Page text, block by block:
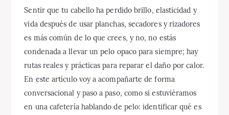
Sentir que tu cabello ha perdido brillo, elasticidad y
vida después de usar planchas, secadores y rizadores
es más común de lo que crees, y no, no estás
condenada a llevar un pelo opaco para siempre; hay
rutas reales y prácticas para reparar el daño por calor.
En este artículo voy a acompañarte de forma
conversacional y paso a paso, como si estuviéramos
en una cafetería hablando de pelo: identificar qué es